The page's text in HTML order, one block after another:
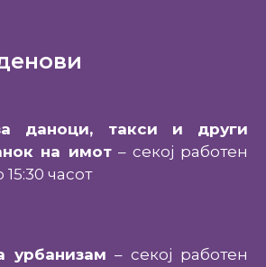
даноци, такси и други
на имот– секој работен
часот
урбанизам – секој работен